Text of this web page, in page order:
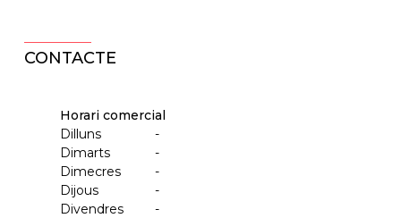
CONTACTE
Horari comercial
Dilluns
-
Dimarts
-
Dimecres
-
Dijous
-
Divendres
-